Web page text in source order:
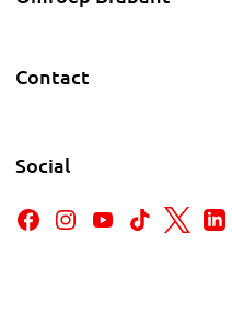
Contact
Social